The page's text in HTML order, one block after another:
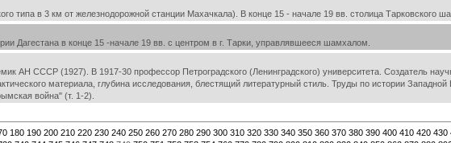
типа в 3 км от железнодорожной станции Махачкала). В конце 15 - начале 19 вв. столица Тарковского
Дагестана в конце 15 -начале 19 вв. с центром в г. Тарки, управлявшееся шамхалом.
АН СССР (1927). В 1917-30 профессор Петроградского (Ленинградского) университета. Создатель
материала, глубина исследования, блестящий литературный стиль. Труды по истории
война" (т. 1-2).
180 190 200 210 220 230 240 250 260 270 280 290 300 310 320 330 340 350 360 370 380 390 400 410 420 430